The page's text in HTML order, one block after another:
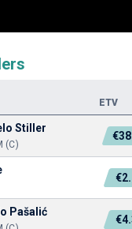
ETV
Stiller
(C)
Pašalić